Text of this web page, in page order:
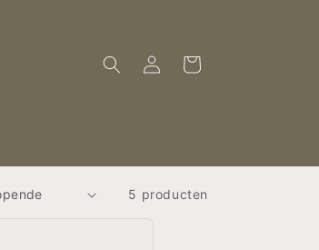
Inloggen
Winkelwagen
5 producten